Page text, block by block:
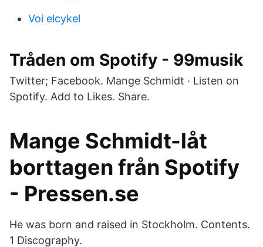
Voi elcykel
Tråden om Spotify - 99musik
Twitter; Facebook. Mange Schmidt · Listen on
Spotify. Add to Likes. Share.
Mange Schmidt-låt
borttagen från Spotify
- Pressen.se
He was born and raised in Stockholm. Contents.
1 Discography.